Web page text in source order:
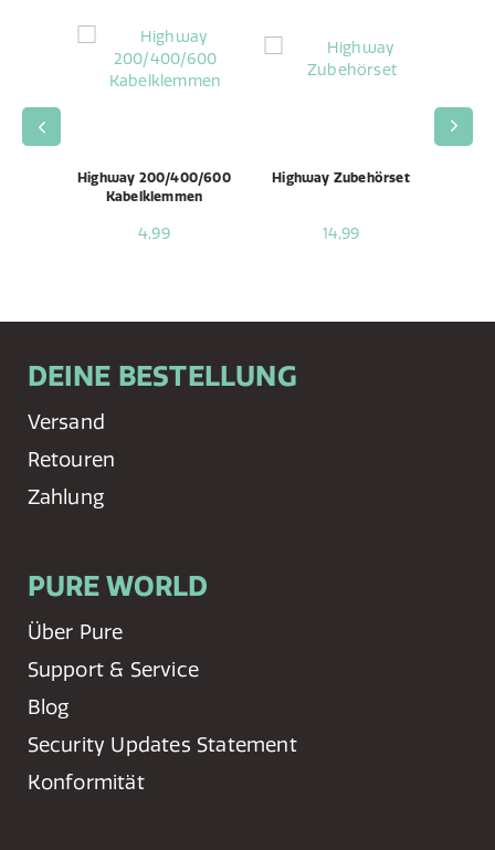
Highway 200/400/600
Kabelklemmen
4,99
Highway Zubehörset
14,99
DEINE BESTELLUNG
Versand
Retouren
Zahlung
PURE WORLD
Über Pure
Support & Service
Blog
Security Updates Statement
Konformität